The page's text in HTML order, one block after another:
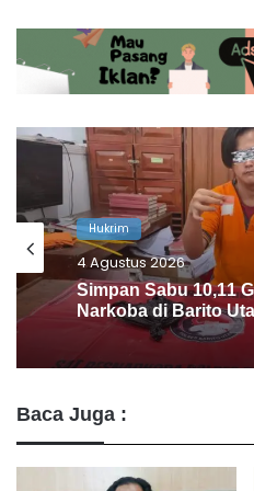
Hukrim
4 Agustus 2026
Satresnarkoba
Gagalkan Penjualan
Baca Juga :